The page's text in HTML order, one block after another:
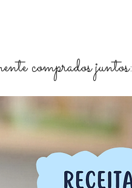
comprados juntos: